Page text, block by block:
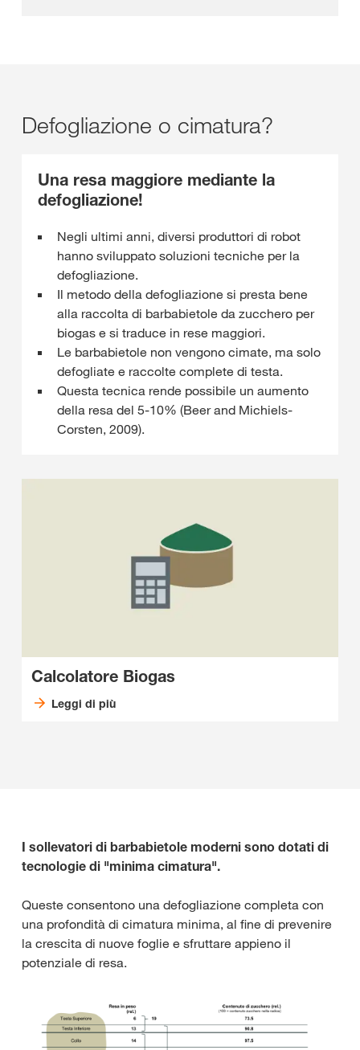
Defogliazione o cimatura?
Una resa maggiore mediante la
defogliazione!
Negli ultimi anni, diversi produttori di robot
hanno sviluppato soluzioni tecniche per la
defogliazione.
Il metodo della defogliazione si presta bene
alla raccolta di barbabietole da zucchero per
biogas e si traduce in rese maggiori.
Le barbabietole non vengono cimate, ma solo
defogliate e raccolte complete di testa.
Questa tecnica rende possibile un aumento
della resa del 5-10% (Beer and Michiels-
Corsten, 2009).
Calcolatore Biogas
Leggi di più
I sollevatori di barbabietole moderni sono dotati di
tecnologie di "minima cimatura".
Queste consentono una defogliazione completa con
una profondità di cimatura minima, al fine di prevenire
la crescita di nuove foglie e sfruttare appieno il
potenziale di resa.